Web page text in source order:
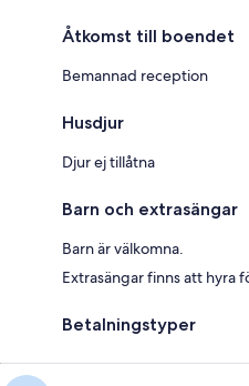
Åtkomst till boendet
Bemannad reception
Husdjur
Djur ej tillåtna
Barn och extrasängar
Barn är välkomna.
Extrasängar finns att hyra
Betalningstyper